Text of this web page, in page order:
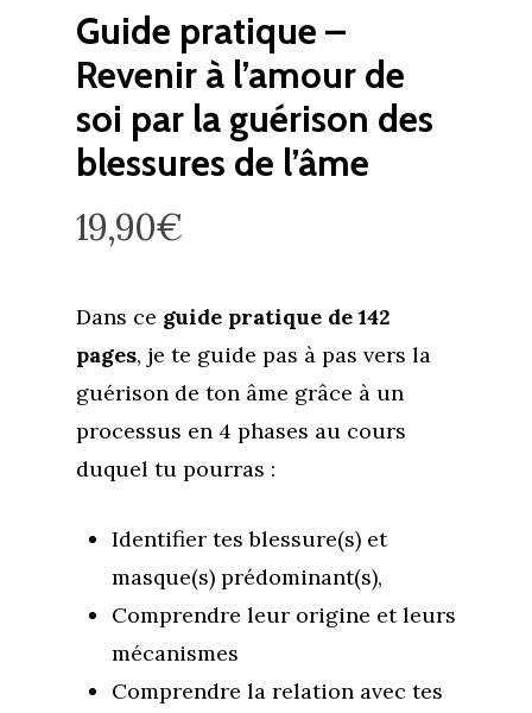
Guide pratique –
Revenir à l’amour de
soi par la guérison des
blessures de l’âme
19,90€
Dans ce guide pratique de 142
pages, je te guide pas à pas vers la
guérison de ton âme grâce à un
processus en 4 phases au cours
duquel tu pourras :
Identifier tes blessure(s) et
masque(s) prédominant(s),
Comprendre leur origine et leurs
mécanismes
Comprendre la relation avec tes